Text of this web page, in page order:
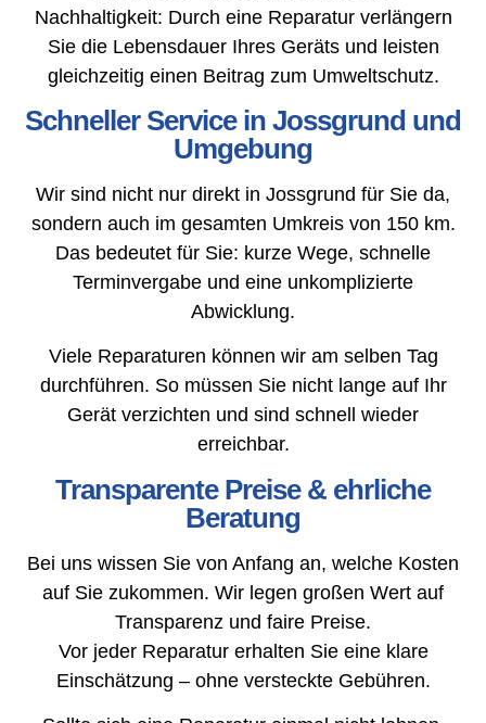
Nachhaltigkeit: Durch eine Reparatur verlängern
Sie die Lebensdauer Ihres Geräts und leisten
gleichzeitig einen Beitrag zum Umweltschutz.
Schneller Service in Jossgrund und
Umgebung
Wir sind nicht nur direkt in Jossgrund für Sie da,
sondern auch im gesamten Umkreis von 150 km.
Das bedeutet für Sie: kurze Wege, schnelle
Terminvergabe und eine unkomplizierte
Abwicklung.
Viele Reparaturen können wir am selben Tag
durchführen. So müssen Sie nicht lange auf Ihr
Gerät verzichten und sind schnell wieder
erreichbar.
Transparente Preise & ehrliche
Beratung
Bei uns wissen Sie von Anfang an, welche Kosten
auf Sie zukommen. Wir legen großen Wert auf
Transparenz und faire Preise.
Vor jeder Reparatur erhalten Sie eine klare
Einschätzung – ohne versteckte Gebühren.